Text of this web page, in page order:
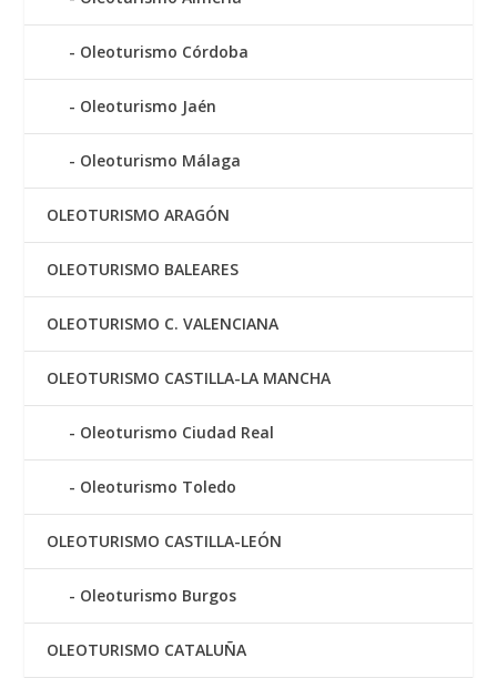
Oleoturismo Córdoba
Oleoturismo Jaén
Oleoturismo Málaga
OLEOTURISMO ARAGÓN
OLEOTURISMO BALEARES
OLEOTURISMO C. VALENCIANA
OLEOTURISMO CASTILLA-LA MANCHA
Oleoturismo Ciudad Real
Oleoturismo Toledo
OLEOTURISMO CASTILLA-LEÓN
Oleoturismo Burgos
OLEOTURISMO CATALUÑA